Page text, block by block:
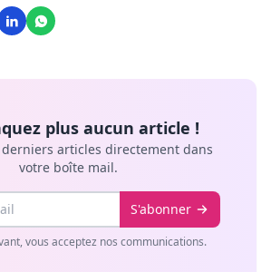
plus aucun article !
derniers articles directement dans
votre boîte mail.
S'abonner
vous acceptez nos communications.